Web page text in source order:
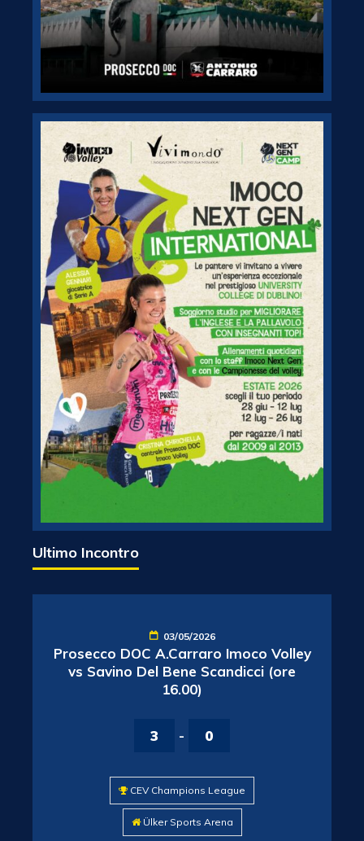
Ultimo Incontro
03/05/2026
Prosecco DOC A.Carraro Imoco Volley
vs Savino Del Bene Scandicci (ore
16.00)
3 - 0
CEV Champions League
Ülker Sports Arena